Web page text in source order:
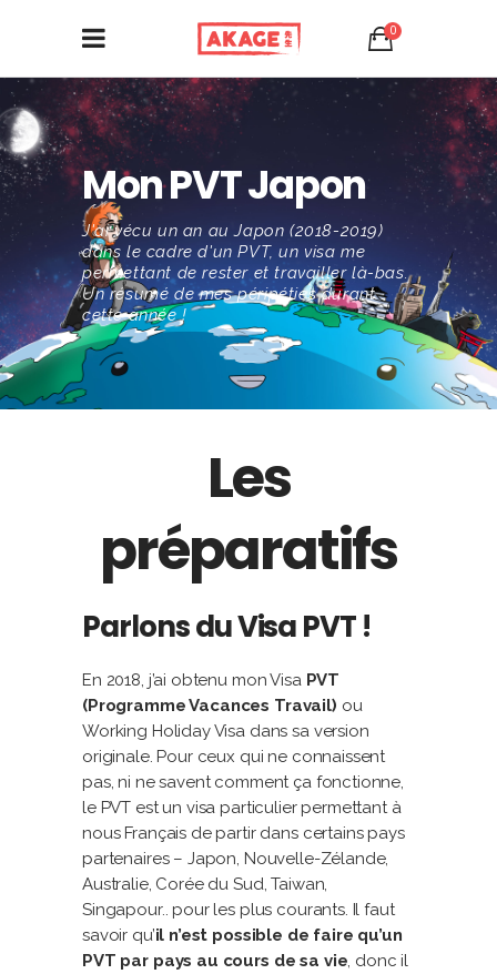
0
Mon PVT Japon
J'ai vécu un an au Japon (2018-2019)
dans le cadre d'un PVT, un visa me
permettant de rester et travailler là-bas.
Un résumé de mes péripéties durant
cette année !
Les
préparatifs
Parlons du Visa PVT !
En 2018, j’ai obtenu mon Visa PVT
(Programme Vacances Travail) ou
Working Holiday Visa dans sa version
originale. Pour ceux qui ne connaissent
pas, ni ne savent comment ça fonctionne,
le PVT est un visa particulier permettant à
nous Français de partir dans certains pays
partenaires – Japon, Nouvelle-Zélande,
Australie, Corée du Sud, Taiwan,
Singapour.. pour les plus courants. Il faut
savoir qu’il n’est possible de faire qu’un
PVT par pays au cours de sa vie, donc il